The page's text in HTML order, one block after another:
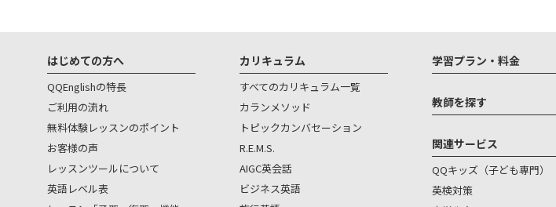
はじめての方へ
QQEnglishの特長
ご利用の流れ
無料体験レッスンのポイント
お客様の声
レッスンツールについて
英語レベル表
カリキュラム
すべてのカリキュラム一覧
カランメソッド
トピックカンバセーション
R.E.M.S.
AIGC英会話
ビジネス英語
学習プラン・料金
教師を探す
関連サービス
QQキッズ（子ども専門）
英検対策